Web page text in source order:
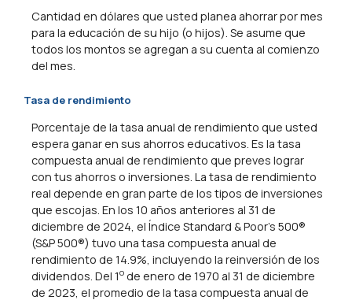
Cantidad en dólares que usted planea ahorrar por mes
para la educación de su hijo (o hijos). Se asume que
todos los montos se agregan a su cuenta al comienzo
del mes.
Tasa de rendimiento
Porcentaje de la tasa anual de rendimiento que usted
espera ganar en sus ahorros educativos. Es la tasa
compuesta anual de rendimiento que preves lograr
con tus ahorros o inversiones. La tasa de rendimiento
real depende en gran parte de los tipos de inversiones
que escojas. En los 10 años anteriores al 31 de
diciembre de 2024, el Índice Standard & Poor's 500®
(S&P 500®) tuvo una tasa compuesta anual de
rendimiento de 14.9%, incluyendo la reinversión de los
dividendos. Del 1o de enero de 1970 al 31 de diciembre
de 2023, el promedio de la tasa compuesta anual de